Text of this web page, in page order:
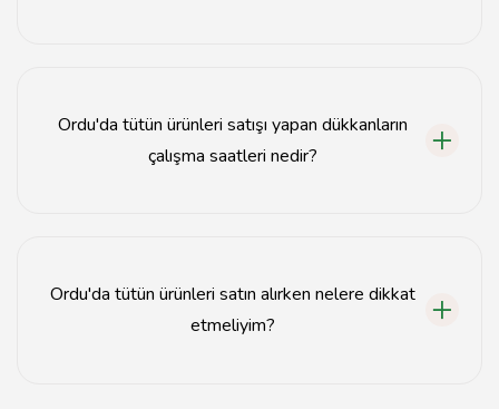
Ordu'da tütün ürünleri satışı yapan dükkanların
çalışma saatleri nedir?
Ordu'da tütün ürünleri satın alırken nelere dikkat
etmeliyim?